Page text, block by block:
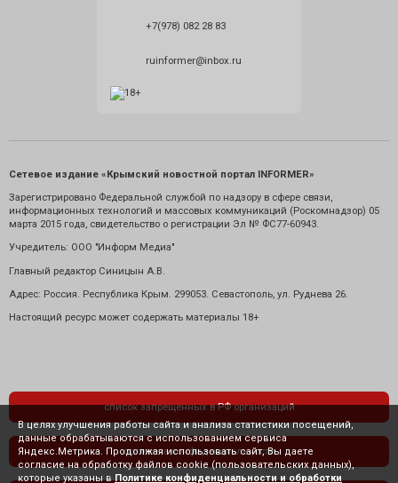
+7(978) 082 28 83
ruinformer@inbox.ru
Сетевое издание «Крымский новостной портал INFORMER»
Зарегистрировано Федеральной службой по надзору в сфере связи,
информационных технологий и массовых коммуникаций (Роскомнадзор) 05
марта 2015 года, свидетельство о регистрации Эл № ФС77-60943.
Учредитель: ООО "Информ Медиа"
Главный редактор Синицын А.В.
Адрес: Россия. Республика Крым. 299053. Севастополь, ул. Руднева 26.
Настоящий ресурс может содержать материалы 18+
список запрещенных в РФ организаций
политика конфиденциальности
В целях улучшения работы сайта и анализа статистики посещений,
данные обрабатываются с использованием сервиса
Яндекс.Метрика. Продолжая использовать сайт, Вы даете
согласие на обработку файлов cookie (пользовательских данных),
которые указаны в Политике конфиденциальности и обработки